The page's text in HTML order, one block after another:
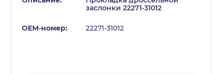
заслонки 22271-31012
22271-31012